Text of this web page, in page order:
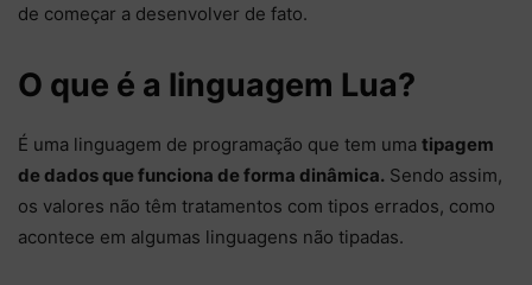
de começar a desenvolver de fato.
O que é a linguagem Lua?
É uma linguagem de programação que tem uma tipagem
de dados que funciona de forma dinâmica. Sendo assim,
os valores não têm tratamentos com tipos errados, como
acontece em algumas linguagens não tipadas.